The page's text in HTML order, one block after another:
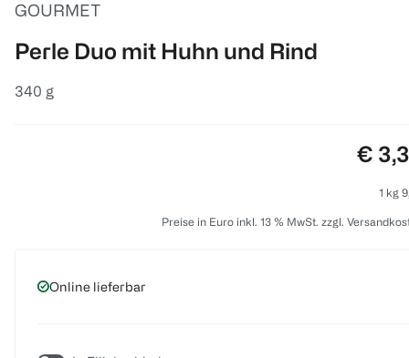
GOURMET
Perle Duo mit Huhn und Rind
340 g
€
1 kg
Preise in Euro inkl. 13 % MwSt. zzgl.
Online lieferbar